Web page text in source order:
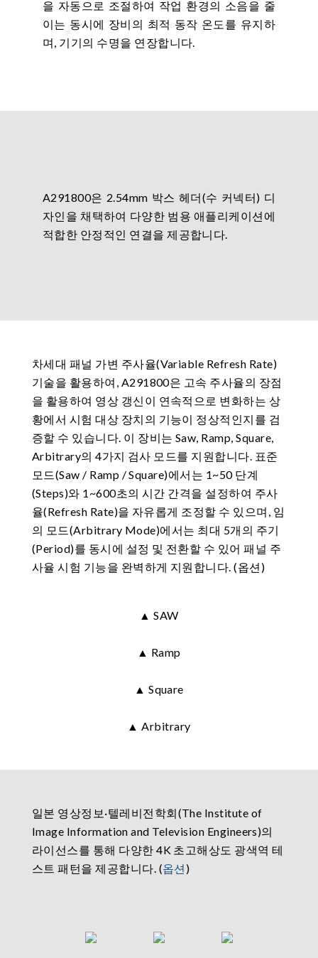
을 자동으로 조절하여 작업 환경의 소음을 줄
이는 동시에 장비의 최적 동작 온도를 유지하
며, 기기의 수명을 연장합니다.
A291800은 2.54mm 박스 헤더(수 커넥터) 디
자인을 채택하여 다양한 범용 애플리케이션에
적합한 안정적인 연결을 제공합니다.
차세대 패널 가변 주사율(Variable Refresh Rate)
기술을 활용하여, A291800은 고속 주사율의 장점
을 활용하여 영상 갱신이 연속적으로 변화하는 상
황에서 시험 대상 장치의 기능이 정상적인지를 검
증할 수 있습니다. 이 장비는 Saw, Ramp, Square,
Arbitrary의 4가지 검사 모드를 지원합니다. 표준
모드(Saw / Ramp / Square)에서는 1~50 단계
(Steps)와 1~600초의 시간 간격을 설정하여 주사
율(Refresh Rate)을 자유롭게 조정할 수 있으며, 임
의 모드(Arbitrary Mode)에서는 최대 5개의 주기
(Period)를 동시에 설정 및 전환할 수 있어 패널 주
사율 시험 기능을 완벽하게 지원합니다. (옵션)
▲ SAW
▲ Ramp
▲ Square
▲ Arbitrary
일본 영상정보·텔레비전학회(The Institute of
Image Information and Television Engineers)의
라이선스를 통해 다양한 4K 초고해상도 광색역 테
스트 패턴을 제공합니다. (옵션 )